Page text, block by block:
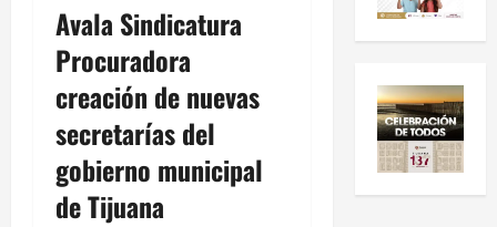
Avala Sindicatura
Procuradora
creación de nuevas
secretarías del
gobierno municipal
de Tijuana